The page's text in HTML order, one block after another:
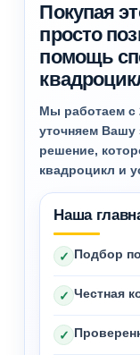
Покупая
просто
помощь
Мы работаем с
уточняем Вашу
решение,
квадроцикл и
Наша
✓ Подбор
✓ Честная
✓